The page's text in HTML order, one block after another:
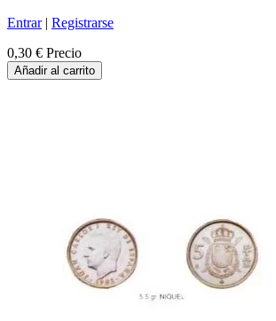
Entrar| Registrarse
0,30 € Precio
Añadir al carrito